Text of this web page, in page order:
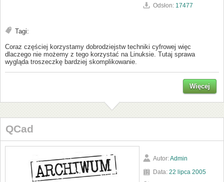
Odsłon: 17477
Tagi:
Coraz częściej korzystamy dobrodziejstw techniki cyfrowej więc
dlaczego nie możemy z tego korzystać na Linuksie. Tutaj sprawa
wygląda troszeczkę bardziej skomplikowanie.
Więcej
QCad
Autor:Admin
Data:22 lipca 2005